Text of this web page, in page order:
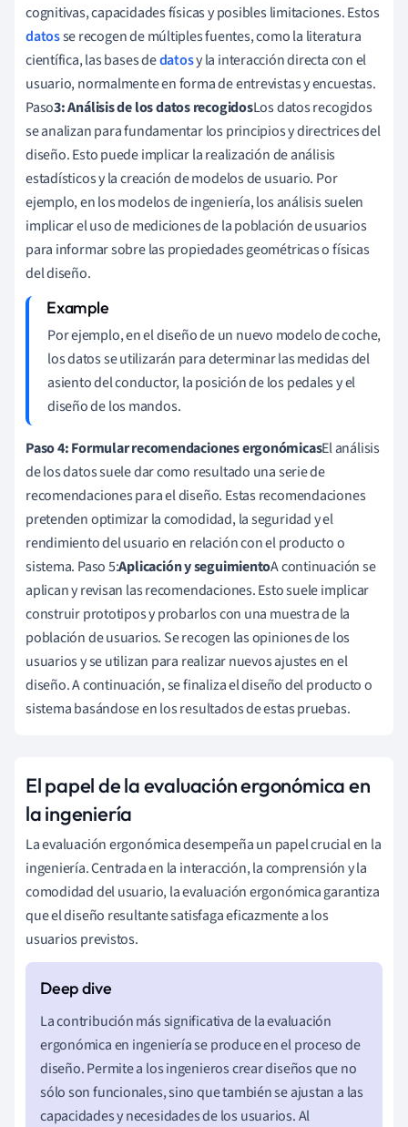
cognitivas, capacidades físicas y posibles limitaciones. Estos
datosse recogen de múltiples fuentes, como la literatura
científica, las bases dedatosy la interacción directa con el
usuario, normalmente en forma de entrevistas y encuestas.
Paso3: Análisis de los datos recogidosLos datos recogidos
se analizan para fundamentar los principios y directrices del
diseño. Esto puede implicar la realización de análisis
estadísticos y la creación de modelos de usuario. Por
ejemplo, en los modelos de ingeniería, los análisis suelen
implicar el uso de mediciones de la población de usuarios
para informar sobre las propiedades geométricas o físicas
del diseño.
Por ejemplo, en el diseño de un nuevo modelo de coche,
los datos se utilizarán para determinar las medidas del
asiento del conductor, la posición de los pedales y el
diseño de los mandos.
Paso 4: Formular recomendaciones ergonómicasEl análisis
de los datos suele dar como resultado una serie de
recomendaciones para el diseño. Estas recomendaciones
pretenden optimizar la comodidad, la seguridad y el
rendimiento del usuario en relación con el producto o
sistema. Paso 5:Aplicación y seguimientoA continuación se
aplican y revisan las recomendaciones. Esto suele implicar
construir prototipos y probarlos con una muestra de la
población de usuarios. Se recogen las opiniones de los
usuarios y se utilizan para realizar nuevos ajustes en el
diseño. A continuación, se finaliza el diseño del producto o
sistema basándose en los resultados de estas pruebas.
El papel de la evaluación ergonómica en
la ingeniería
La evaluación ergonómica desempeña un papel crucial en la
ingeniería. Centrada en la interacción, la comprensión y la
comodidad del usuario, la evaluación ergonómica garantiza
que el diseño resultante satisfaga eficazmente a los
usuarios previstos.
La contribución más significativa de la evaluación
ergonómica en ingeniería se produce en el proceso de
diseño. Permite a los ingenieros crear diseños que no
sólo son funcionales, sino que también se ajustan a las
capacidades y necesidades de los usuarios. Al